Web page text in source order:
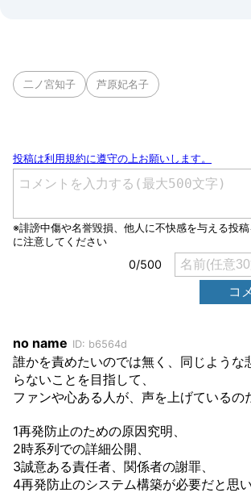
二ノ宮知子 芦原妃名子